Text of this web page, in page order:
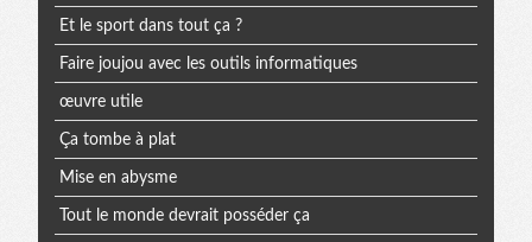
Et le sport dans tout ça ?
Faire joujou avec les outils informatiques
œuvre utile
Ça tombe à plat
Mise en abysme
Tout le monde devrait posséder ça